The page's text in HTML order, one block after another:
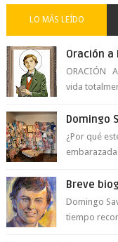
LO MÁS LEÍDO
Oración a
ORACIÓN
vida
Domingo
¿Por qué
Breve
Domingo
tiempo